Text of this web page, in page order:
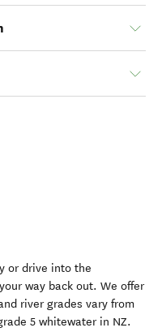
or drive into the
way back out. We offer
river grades vary from
5 whitewater in NZ.